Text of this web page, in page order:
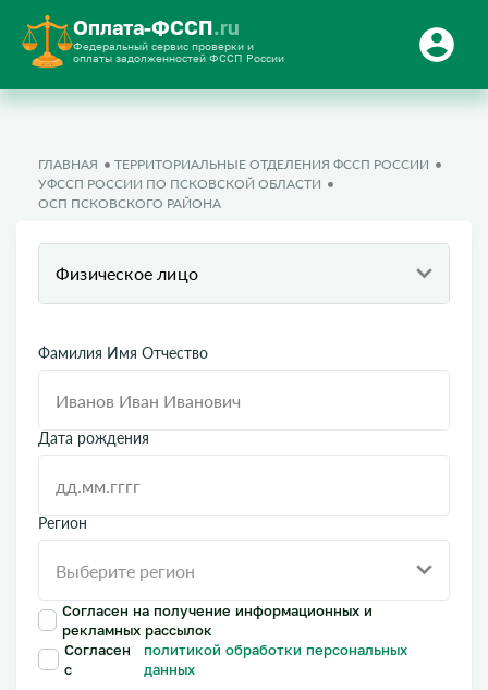
Оплата-ФССП.ru
Федеральный сервис проверки и
оплаты задолженностей ФССП России
ГЛАВНАЯ
ТЕРРИТОРИАЛЬНЫЕ ОТДЕЛЕНИЯ ФССП РОССИИ
УФССП РОССИИ ПО ПСКОВСКОЙ ОБЛАСТИ
ОСП ПСКОВСКОГО РАЙОНА
Физическое лицо
Фамилия Имя Отчество
Дата рождения
Регион
Согласен на получение информационных и
рекламных рассылок
Согласен
с
политикой обработки персональных
данных